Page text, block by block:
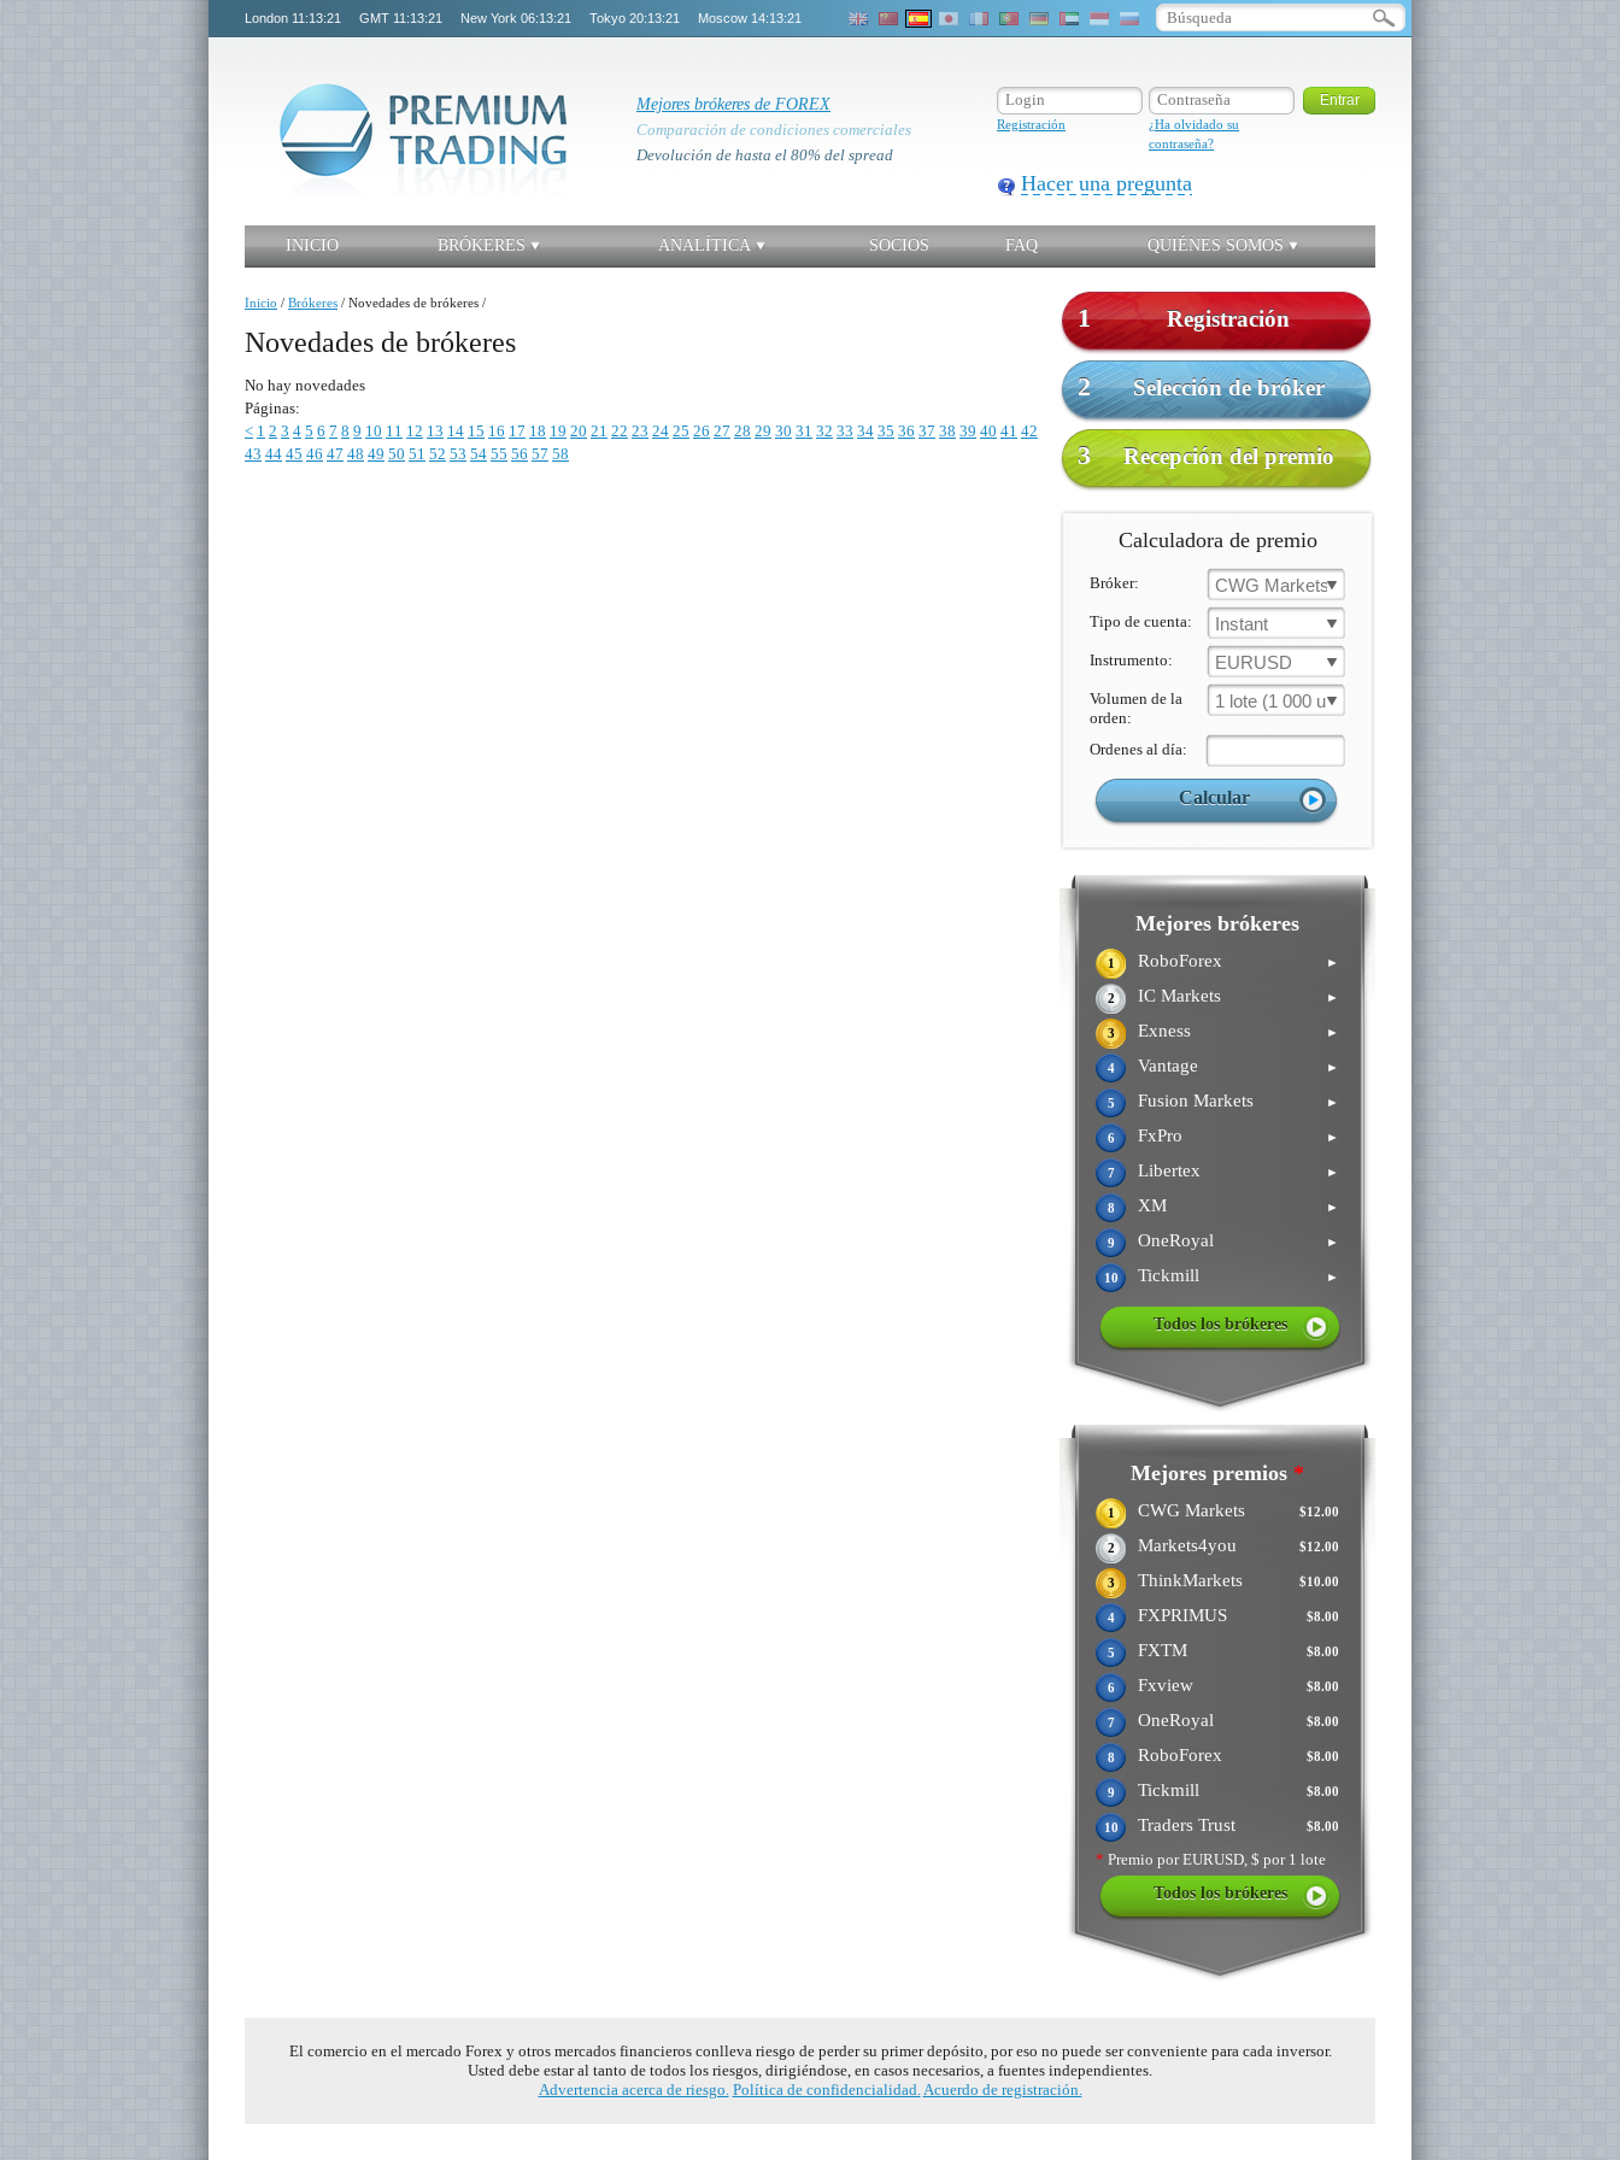
London 11:13:21 GMT 11:13:21 New York 06:13:21 Tokyo 20:13:21 Moscow 14:13:21
Mejores brókeres de FOREX
Comparación de condiciones comerciales
Devolución de hasta el 80% del spread
Registración
¿Ha olvidado su
contraseña?
Hacer una pregunta
INICIO BRÓKERES ANALÍTICA SOCIOS FAQ QUIÉNES SOMOS
1 Registración
2 Selección de bróker
3 Recepción del premio
Calculadora de premio
Bróker: CWG Markets
Tipo de cuenta: Instant
Instrumento: EURUSD
Volumen de la
orden:
1 lote (1 000 un.)
Ordenes al día:
Mejores brókeres
1 RoboForex ►
2 IC Markets ►
3 Exness ►
4 Vantage ►
5 Fusion Markets ►
6 FxPro ►
7 Libertex ►
8 XM ►
9 OneRoyal ►
10 Tickmill ►
Todos los brókeres
Mejores premios *
$12.00
1 CWG Markets
$12.00
2 Markets4you
$10.00
3 ThinkMarkets
$8.00
4 FXPRIMUS
$8.00
5 FXTM
$8.00
6 Fxview
$8.00
7 OneRoyal
$8.00
8 RoboForex
$8.00
9 Tickmill
$8.00
10 Traders Trust
* Premio por EURUSD, $ por 1 lote
Todos los brókeres
Inicio / Brókeres / Novedades de brókeres /
Novedades de brókeres
No hay novedades
Páginas:
< 1 2 3 4 5 6 7 8 9 10 11 12 13 14 15 16 17 18 19 20 21 22 23 24 25 26 27 28 29 30 31 32 33 34 35 36 37 38 39 40 41 42
43 44 45 46 47 48 49 50 51 52 53 54 55 56 57 58
El comercio en el mercado Forex y otros mercados financieros conlleva riesgo de perder su primer depósito, por eso no puede ser conveniente para cada inversor.
Usted debe estar al tanto de todos los riesgos, dirigiéndose, en casos necesarios, a fuentes independientes.
Advertencia acerca de riesgo. Política de confidencialidad.Acuerdo de registración.